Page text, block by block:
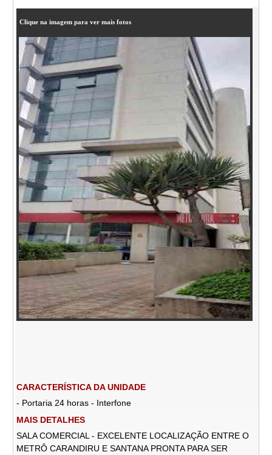
Clique na imagem para ver mais fotos
CARACTERÍSTICA DA UNIDADE
- Portaria 24 horas - Interfone
MAIS DETALHES
SALA COMERCIAL - EXCELENTE LOCALIZAÇÃO ENTRE O
METRÔ CARANDIRU E SANTANA PRONTA PARA SER